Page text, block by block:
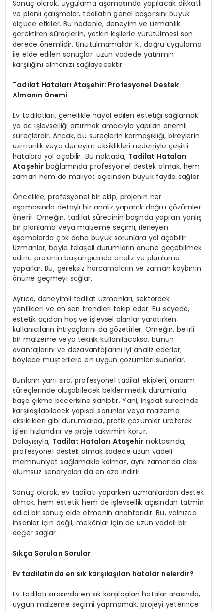
Sonuç olarak, uygulama aşamasında yapılacak dikkatli
ve planlı çalışmalar, tadilatın genel başarısını büyük
ölçüde etkiler. Bu nedenle, deneyim ve uzmanlık
gerektiren süreçlerin, yetkin kişilerle yürütülmesi son
derece önemlidir. Unutulmamalıdır ki, doğru uygulama
ile elde edilen sonuçlar, uzun vadede yatırımın
karşılığını almanızı sağlayacaktır.
Tadilat Hataları Ataşehir: Profesyonel Destek
Almanın Önemi
Ev tadilatları, genellikle hayal edilen estetiği sağlamak
ya da işlevselliği artırmak amacıyla yapılan önemli
süreçlerdir. Ancak, bu süreçlerin karmaşıklığı, bireylerin
uzmanlık veya deneyim eksiklikleri nedeniyle çeşitli
hatalara yol açabilir. Bu noktada, Tadilat Hataları
Ataşehir bağlamında profesyonel destek almak, hem
zaman hem de maliyet açısından büyük fayda sağlar.
Öncelikle, profesyonel bir ekip, projenin her
aşamasında detaylı bir analiz yaparak doğru çözümler
önerir. Örneğin, tadilat sürecinin başında yapılan yanlış
bir planlama veya malzeme seçimi, ilerleyen
aşamalarda çok daha büyük sorunlara yol açabilir.
Uzmanlar, böyle telaşeli durumların önüne geçebilmek
adına projenin başlangıcında analiz ve planlama
yaparlar. Bu, gereksiz harcamaların ve zaman kaybının
önüne geçmeyi sağlar.
Ayrıca, deneyimli tadilat uzmanları, sektördeki
yenilikleri ve en son trendleri takip eder. Bu sayede,
estetik açıdan hoş ve işlevsel alanlar yaratırken
kullanıcıların ihtiyaçlarını da gözetirler. Örneğin, belirli
bir malzeme veya teknik kullanılacaksa, bunun
avantajlarını ve dezavantajlarını iyi analiz ederler;
böylece müşterilere en uygun çözümleri sunarlar.
Bunların yanı sıra, profesyonel tadilat ekipleri, onarım
süreçlerinde oluşabilecek beklenmedik durumlarla
başa çıkma becerisine sahiptir. Yani, inşaat sürecinde
karşılaşılabilecek yapısal sorunlar veya malzeme
eksiklikleri gibi durumlarda, pratik çözümler üreterek
işleri hızlandırır ve proje takvimini korur.
Dolayısıyla, Tadilat Hataları Ataşehir noktasında,
profesyonel destek almak sadece uzun vadeli
memnuniyet sağlamakla kalmaz, aynı zamanda olası
olumsuz senaryoları da en aza indirir.
Sonuç olarak, ev tadilatı yaparken uzmanlardan destek
almak, hem estetik hem de işlevsellik açısından tatmin
edici bir sonuç elde etmenin anahtarıdır. Bu, yalnızca
insanlar için değil, mekânlar için de uzun vadeli bir
değer sağlar.
Sıkça Sorulan Sorular
Ev tadilatında en sık karşılaşılan hatalar nelerdir?
Ev tadilatı sırasında en sık karşılaşılan hatalar arasında,
uygun malzeme seçimi yapmamak, projeyi yeterince